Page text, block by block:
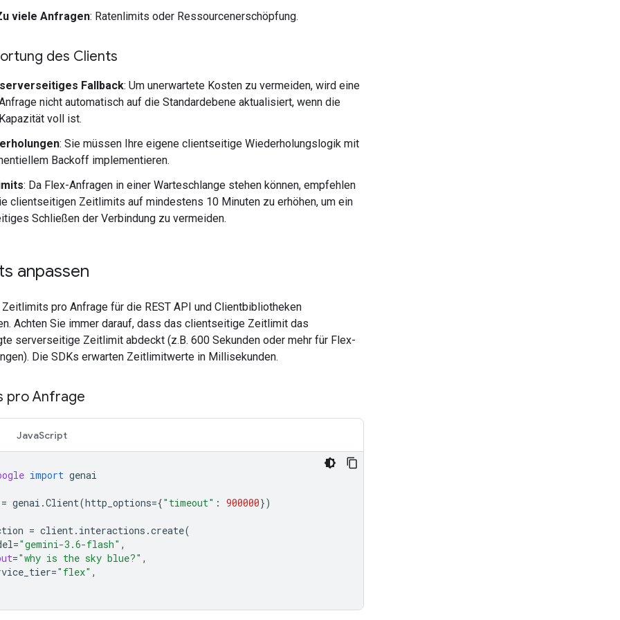
viele Anfragen: Ratenlimits oder Ressourcenerschöpfung.
des Clients
Fallback: Um unerwartete Kosten zu vermeiden, wird eine
nicht automatisch auf die Standardebene aktualisiert, wenn die
voll ist.
: Sie müssen Ihre eigene clientseitige Wiederholungslogik mit
Backoff implementieren.
: Da Flex-Anfragen in einer Warteschlange stehen können, empfehlen
clientseitigen Zeitlimits auf mindestens 10 Minuten zu erhöhen, um ein
Schließen der Verbindung zu vermeiden.
anpassen
Zeitlimits pro Anfrage für die REST API und Clientbibliotheken
Achten Sie immer darauf, dass das clientseitige Zeitlimit das
serverseitige Zeitlimit abdeckt (z.B. 600 Sekunden oder mehr für Flex-
Die SDKs erwarten Zeitlimitwerte in Millisekunden.
pro Anfrage
JavaScript
import genai
= genai .Client(http_options={"timeout" : 900000})
= client. interactions .create(
="gemini-3.6-flash" ,
="why is the sky blue?" ,
="flex" ,